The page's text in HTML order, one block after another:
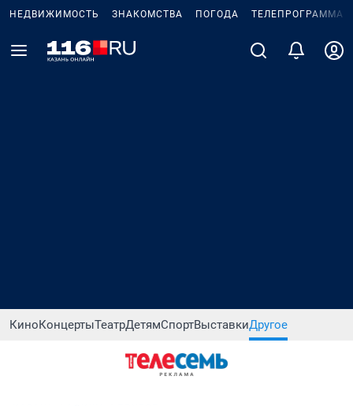
НЕДВИЖИМОСТЬ ЗНАКОМСТВА ПОГОДА ТЕЛЕПРОГРАММА
КиноКонцертыТеатрДетямСпортВыставкиДругое